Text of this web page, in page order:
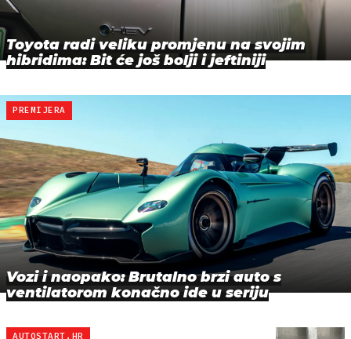
Toyota radi veliku promjenu na svojim
hibridima: Bit će još bolji i jeftiniji
PREMIJERA
Vozi i naopako: Brutalno brzi auto s
ventilatorom konačno ide u seriju
AUTOSTART.HR